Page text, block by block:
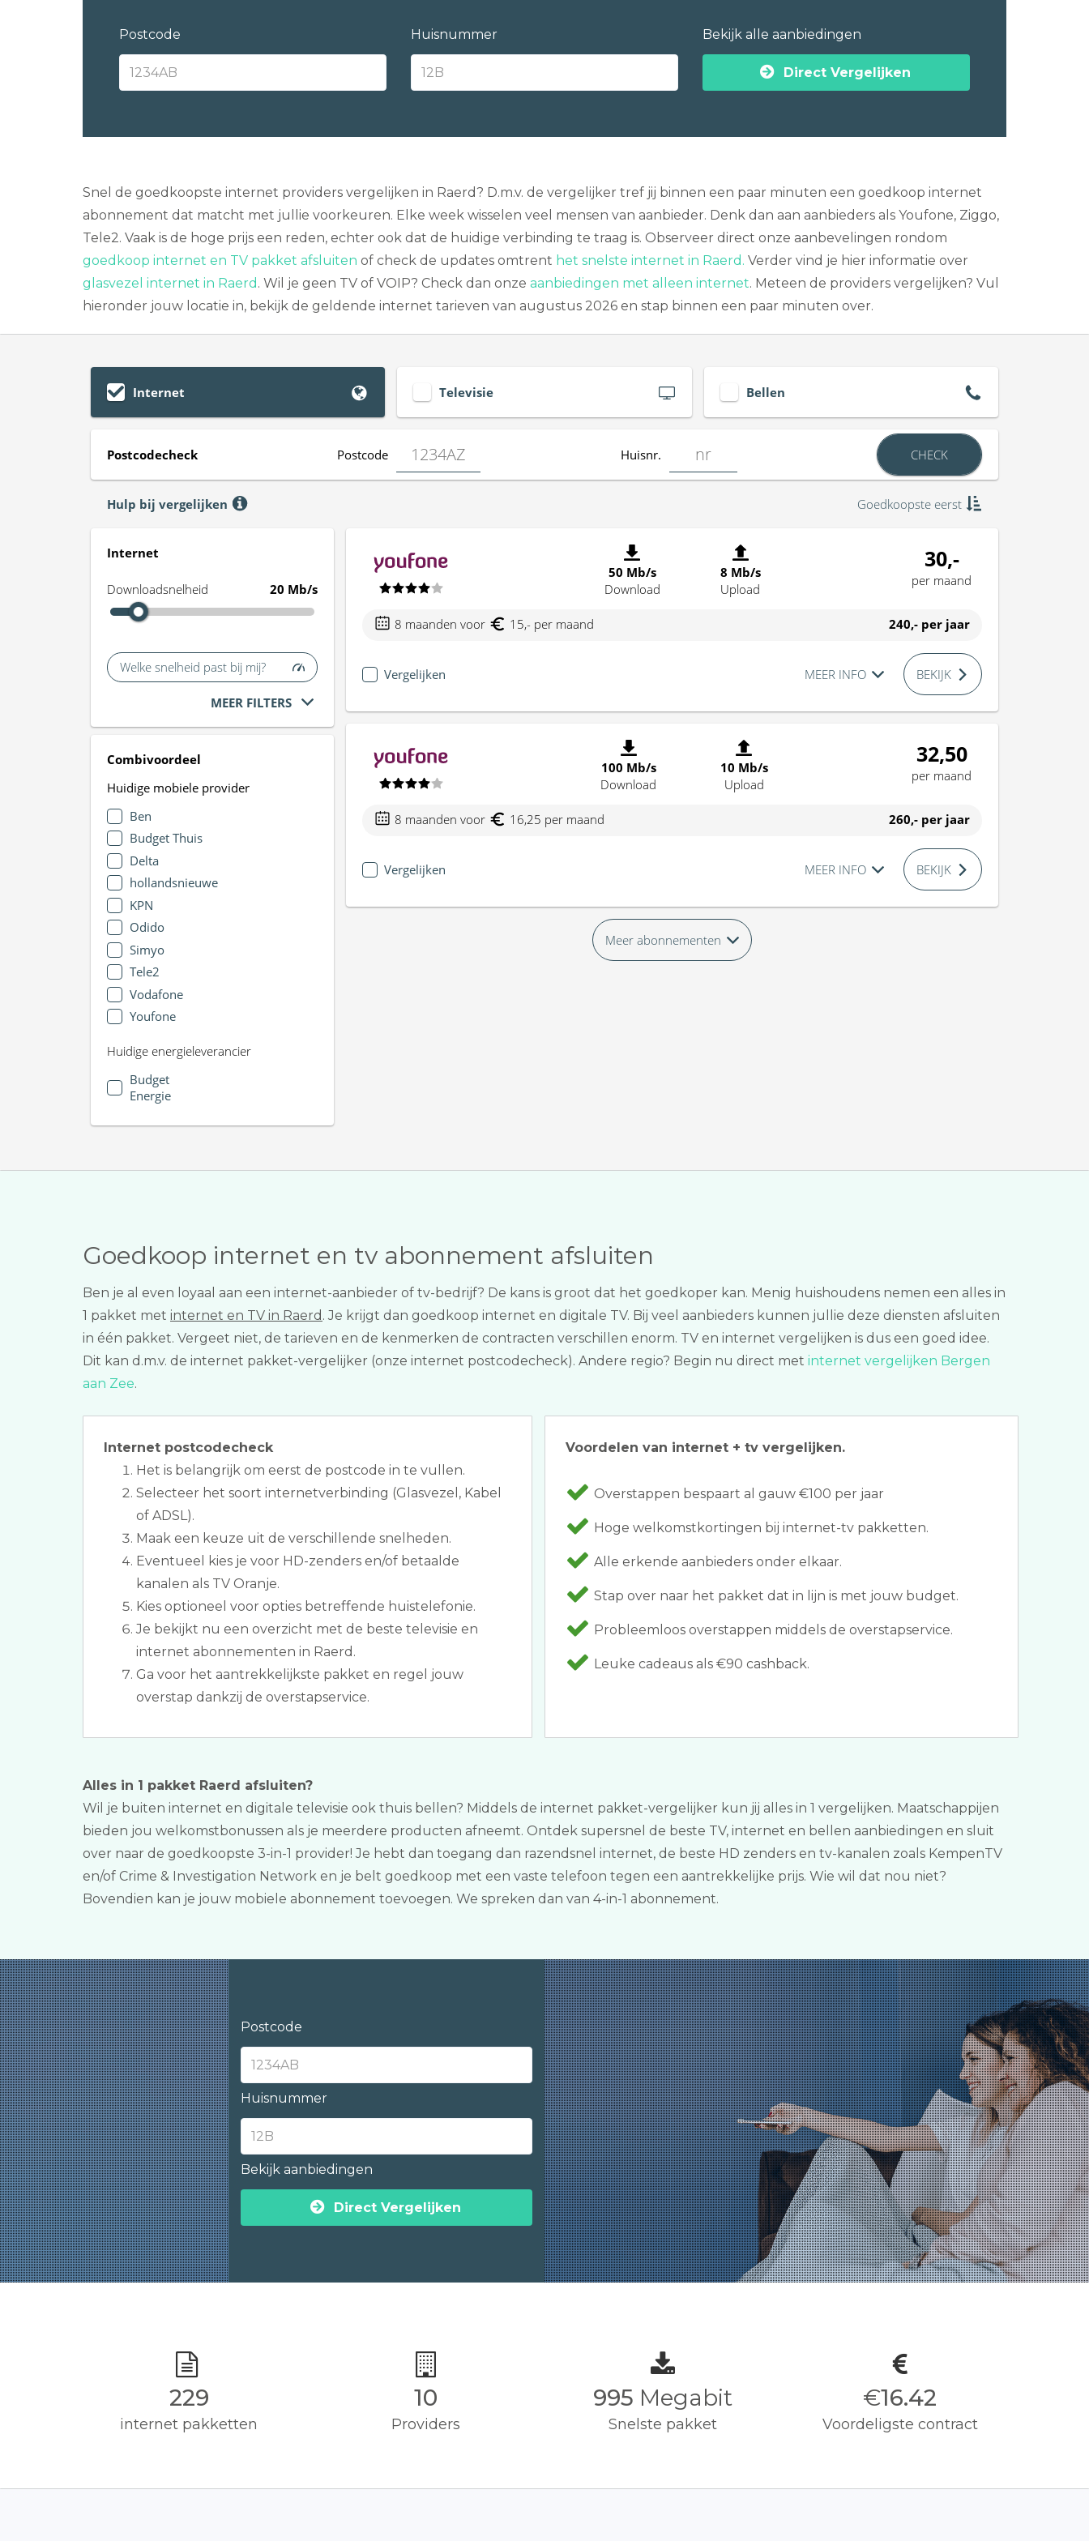
Postcode Huisnummer Bekijk alle aanbiedingen
Direct Vergelijken
Snel de goedkoopste internet providers vergelijken in Raerd? D.m.v. de vergelijker tref jij binnen een paar minuten een goedkoop internet
abonnement dat matcht met jullie voorkeuren. Elke week wisselen veel mensen van aanbieder. Denk dan aan aanbieders als Youfone, Ziggo,
Tele2. Vaak is de hoge prijs een reden, echter ook dat de huidige verbinding te traag is. Observeer direct onze aanbevelingen rondom
goedkoop internet en TV pakket afsluiten of check de updates omtrent het snelste internet in Raerd. Verder vind je hier informatie over
glasvezel internet in Raerd . Wil je geen TV of VOIP? Check dan onze aanbiedingen met alleen internet. Meteen de providers vergelijken? Vul
hieronder jouw locatie in, bekijk de geldende internet tarieven van augustus 2026 en stap binnen een paar minuten over.
Internet Televisie Bellen
Postcodecheck Postcode Huisnr. CHECK
Hulp bij vergelijken Goedkoopste eerst
Internet
Downloadsnelheid 20 Mb/s
Welke snelheid past bij mij?
MEER FILTERS
Combivoordeel
Huidige mobiele provider
Ben
Budget Thuis
Delta
hollandsnieuwe
KPN
Odido
Simyo
Tele2
Vodafone
Youfone
Huidige energieleverancier
Budget
Energie
50 Mb/s
Download
8 Mb/s
Upload
30,-
per maand
8 maanden voor 15,- per maand 240,- per jaar
Vergelijken MEER INFO BEKIJK
100 Mb/s
Download
10 Mb/s
Upload
32,50
per maand
8 maanden voor 16,25 per maand 260,- per jaar
Vergelijken MEER INFO BEKIJK
Meer abonnementen
Goedkoop internet en tv abonnement afsluiten
Ben je al even loyaal aan een internet-aanbieder of tv-bedrijf? De kans is groot dat het goedkoper kan. Menig huishoudens nemen een alles in
1 pakket met internet en TV in Raerd . Je krijgt dan goedkoop internet en digitale TV. Bij veel aanbieders kunnen jullie deze diensten afsluiten
in één pakket. Vergeet niet, de tarieven en de kenmerken de contracten verschillen enorm. TV en internet vergelijken is dus een goed idee.
Dit kan d.m.v. de internet pakket-vergelijker (onze internet postcodecheck). Andere regio? Begin nu direct met internet vergelijken Bergen
aan Zee.
Internet postcodecheck
Het is belangrijk om eerst de postcode in te vullen.
Selecteer het soort internetverbinding (Glasvezel, Kabel
of ADSL).
Maak een keuze uit de verschillende snelheden.
Eventueel kies je voor HD-zenders en/of betaalde
kanalen als TV Oranje.
Kies optioneel voor opties betreffende huistelefonie.
Je bekijkt nu een overzicht met de beste televisie en
internet abonnementen in Raerd.
Ga voor het aantrekkelijkste pakket en regel jouw
overstap dankzij de overstapservice.
Voordelen van internet + tv vergelijken.
Overstappen bespaart al gauw €100 per jaar
Hoge welkomstkortingen bij internet-tv pakketten.
Alle erkende aanbieders onder elkaar.
Stap over naar het pakket dat in lijn is met jouw budget.
Probleemloos overstappen middels de overstapservice.
Leuke cadeaus als €90 cashback.
Alles in 1 pakket Raerd afsluiten?
Wil je buiten internet en digitale televisie ook thuis bellen? Middels de internet pakket-vergelijker kun jij alles in 1 vergelijken. Maatschappijen
bieden jou welkomstbonussen als je meerdere producten afneemt. Ontdek supersnel de beste TV, internet en bellen aanbiedingen en sluit
over naar de goedkoopste 3-in-1 provider! Je hebt dan toegang dan razendsnel internet, de beste HD zenders en tv-kanalen zoals KempenTV
en/of Crime & Investigation Network en je belt goedkoop met een vaste telefoon tegen een aantrekkelijke prijs. Wie wil dat nou niet?
Bovendien kan je jouw mobiele abonnement toevoegen. We spreken dan van 4-in-1 abonnement.
Postcode
Huisnummer
Bekijk aanbiedingen
Direct Vergelijken
230
internet pakketten
10
Providers
1,000Megabit
Snelste pakket
€16.50
Voordeligste contract